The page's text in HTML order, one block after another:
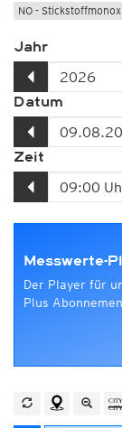
NO -
Jahr
Datum
Zeit
Messwerte-
Der Player für
Plus